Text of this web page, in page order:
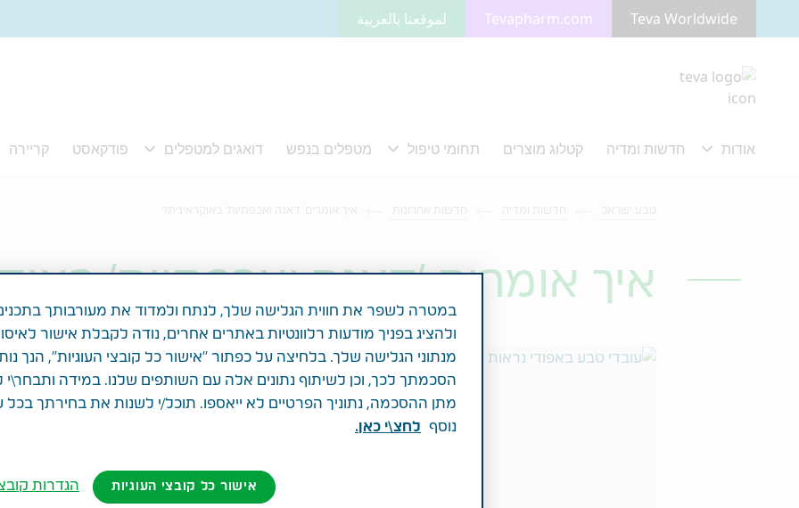
מעבר לתוכן המרכזי
Teva Worldwide
Tevapharm.com لموقعنا بالعربية
איך אומרים 'דאגה ואכפתיות'
במטרה לשפר את חווית הגלישה שלך, לנתח ולמדוד את מעורבותך
ולהציג בפניך מודעות רלוונטיות באתרים אחרים, נודה לקבלת אישור
מנתוני הגלישה שלך. בלחיצה על כפתור "אישור כל קובצי העוגיות", הנך
הסכמתך לכך, וכן לשיתוף נתונים אלה עם השותפים שלנו. במידה ותבחר\י
מתן ההסכמה, נתוניך הפרטיים לא ייאספו. תוכל/י לשנות את בחירתך
נוסף
לחצ\י כאן.
אישור כל קובצי העוגיות הגדרות